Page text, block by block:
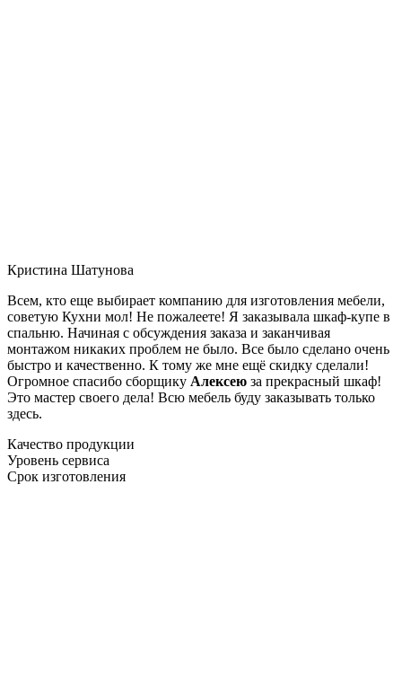
Кристина Шатунова
Всем, кто еще выбирает компанию для изготовления мебели,
советую Кухни мол! Не пожалеете! Я заказывала шкаф-купе в
спальню. Начиная с обсуждения заказа и заканчивая
монтажом никаких проблем не было. Все было сделано очень
быстро и качественно. К тому же мне ещё скидку сделали!
Огромное спасибо сборщику Алексею за прекрасный шкаф!
Это мастер своего дела! Всю мебель буду заказывать только
здесь.
Качество продукции
Уровень сервиса
Срок изготовления